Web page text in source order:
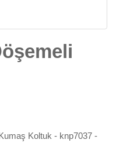
Koltuk - knp7037 -